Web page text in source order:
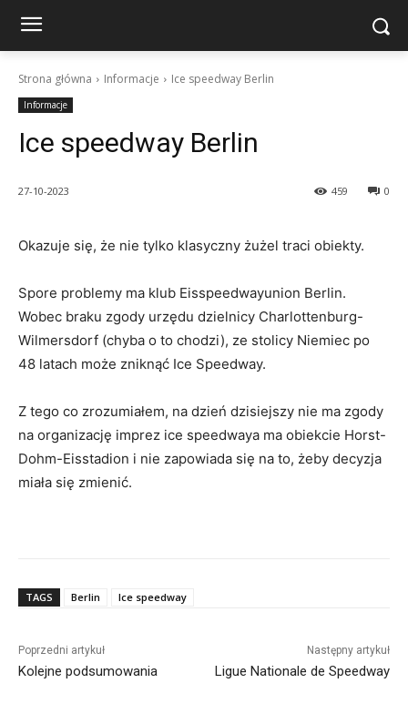
Strona główna Informacje Ice speedway Berlin
Informacje
Ice speedway Berlin
27-10-2023 0
459
Okazuje się, że nie tylko klasyczny żużel traci obiekty.
Spore problemy ma klub Eisspeedwayunion Berlin.
Wobec braku zgody urzędu dzielnicy Charlottenburg-
Wilmersdorf (chyba o to chodzi), ze stolicy Niemiec po
48 latach może zniknąć Ice Speedway.
Z tego co zrozumiałem, na dzień dzisiejszy nie ma zgody
na organizację imprez ice speedwaya ma obiekcie Horst-
Dohm-Eisstadion i nie zapowiada się na to, żeby decyzja
miała się zmienić.
TAGS Berlin Ice speedway
Poprzedni artykuł
Kolejne podsumowania
Następny artykuł
Ligue Nationale de Speedway